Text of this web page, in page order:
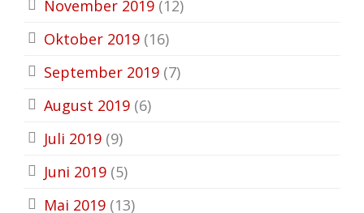
November 2019 (12)
Oktober 2019 (16)
September 2019 (7)
August 2019 (6)
Juli 2019 (9)
Juni 2019 (5)
Mai 2019 (13)